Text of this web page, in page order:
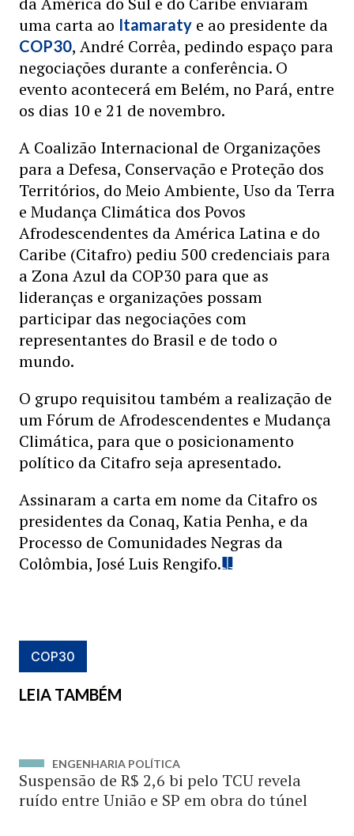
uma carta ao Itamaraty e ao presidente da
COP30, André Corrêa, pedindo espaço para
negociações durante a conferência. O
evento acontecerá em Belém, no Pará, entre
os dias 10 e 21 de novembro.
A Coalizão Internacional de Organizações
para a Defesa, Conservação e Proteção dos
Territórios, do Meio Ambiente, Uso da Terra
e Mudança Climática dos Povos
Afrodescendentes da América Latina e do
Caribe (Citafro) pediu 500 credenciais para
a Zona Azul da COP30 para que as
lideranças e organizações possam
participar das negociações com
representantes do Brasil e de todo o
mundo.
O grupo requisitou também a realização de
um Fórum de Afrodescendentes e Mudança
Climática, para que o posicionamento
político da Citafro seja apresentado.
Assinaram a carta em nome da Citafro os
presidentes da Conaq, Katia Penha, e da
Processo de Comunidades Negras da
Colômbia, José Luis Rengifo.
COP30
LEIA TAMBÉM
ENGENHARIA POLÍTICA
Suspensão de R$ 2,6 bi pelo TCU revela
ruído entre União e SP em obra do túnel